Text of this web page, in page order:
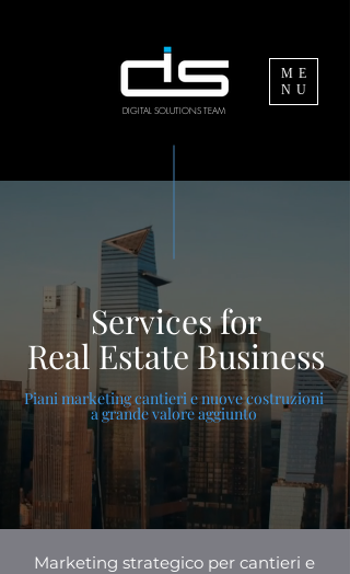
ME
NU
DIGITAL SOLUTIONS TEAM
Servicesfor
Real Estate Business
Piani marketing cantieri e nuove costruzioni
a grande valore aggiunto
Marketing strategico per cantieri e